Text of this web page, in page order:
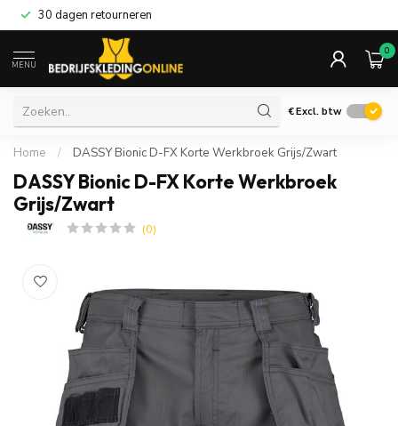
30 dagen retourneren
MENU
0
€Excl. btw
Home / DASSY Bionic D-FX Korte Werkbroek Grijs/Zwart
DASSY Bionic D-FX Korte Werkbroek
Grijs/Zwart
(0)